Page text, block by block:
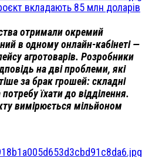
вкладають 85 млн доларів
отримали окремий
в одному онлайн-кабінеті —
агротоварів. Розробники
на дві проблеми, які
за брак грошей: складні
їхати до відділення.
вимірюється мільйоном